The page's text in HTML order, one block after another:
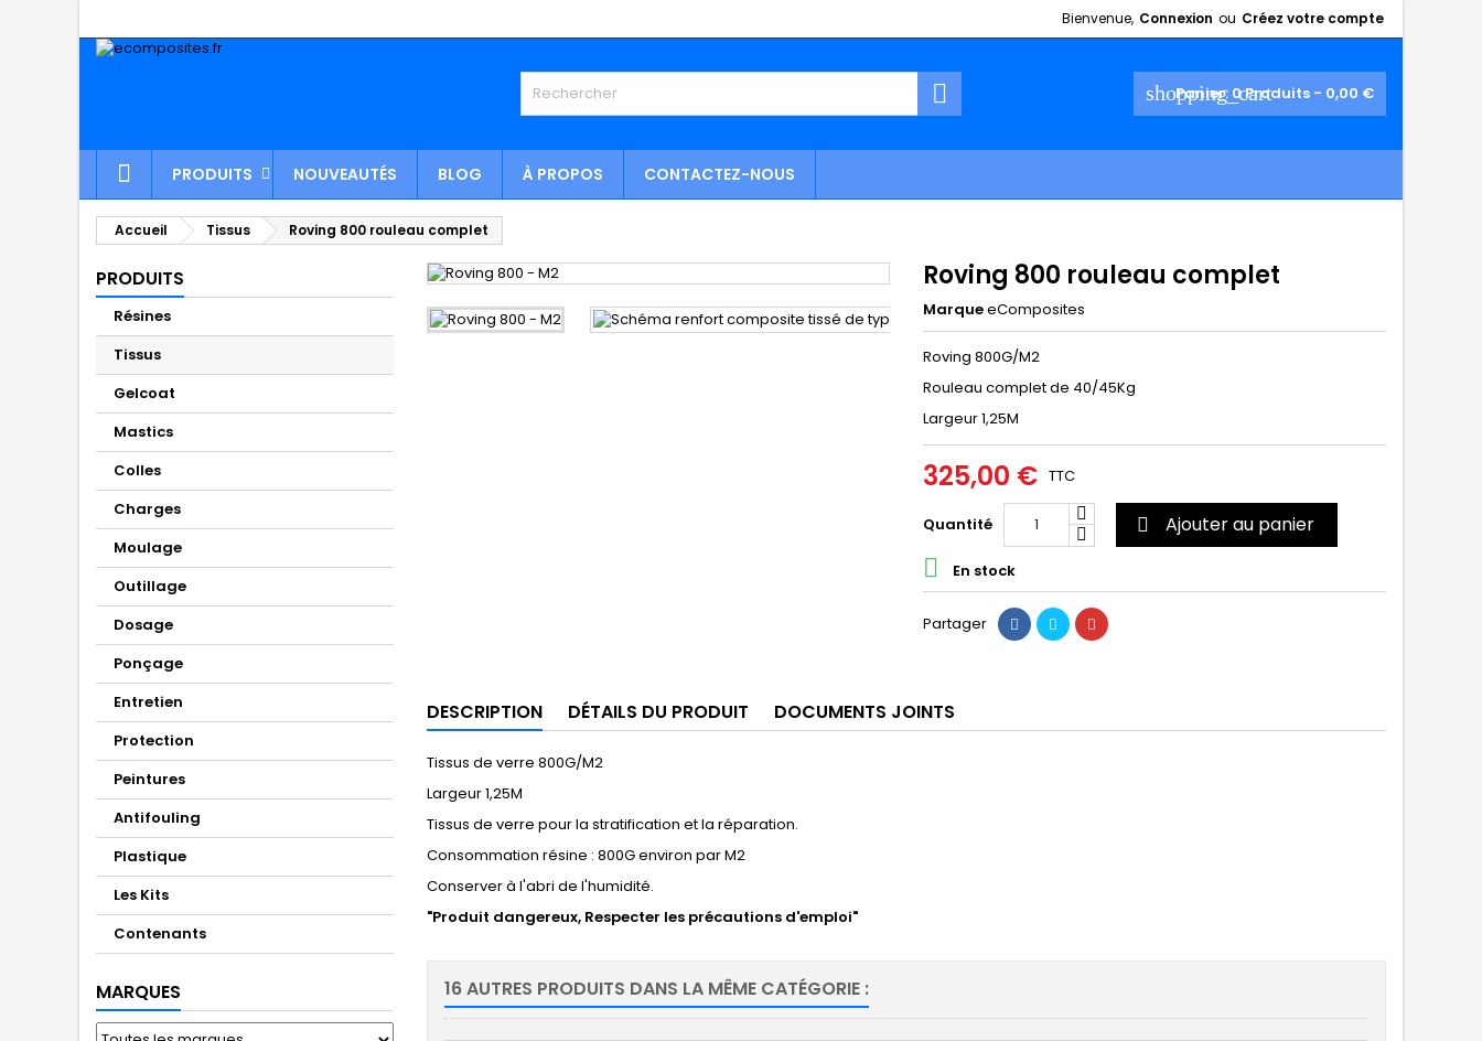
Bienvenue, Connexion ou Créez votre compte
shopping_cart
Panier: 0Produits - 0,00 €

PRODUITS NOUVEAUTÉS BLOG À PROPOS CONTACTEZ-NOUS
Accueil Tissus Roving 800 rouleau complet
PRODUITS
Résines
Tissus
Gelcoat
Mastics
Colles
Charges
Moulage
Outillage
Dosage
Ponçage
Entretien
Protection
Peintures
Antifouling
Plastique
Les Kits
Contenants
MARQUES
Roving 800 rouleau complet
MarqueeComposites
Roving 800G/M2
Rouleau complet de 40/45Kg
Largeur 1,25M
325,00 € TTC
Quantité  Ajouter au panier
 En stock
Partager
DESCRIPTION DÉTAILS DU PRODUIT DOCUMENTS JOINTS
Tissus de verre 800G/M2
Largeur 1,25M
Tissus de verre pour la stratification et la réparation.
Consommation résine : 800G environ par M2
Conserver à l'abri de l'humidité.
"Produit dangereux, Respecter les précautions d'emploi"
16 AUTRES PRODUITS DANS LA MÊME CATÉGORIE :